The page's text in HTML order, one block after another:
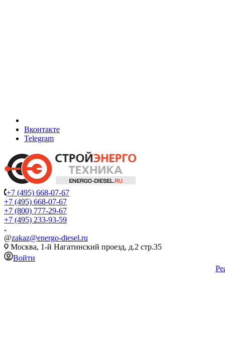
Вконтакте
Telegram
+7 (495) 668-07-67
+7 (495) 668-07-67
+7 (800) 777-29-67
+7 (495) 233-93-59
@zakaz@energo-diesel.ru
Москва, 1-й Нагатинский проезд, д.2 стр.35
Войти